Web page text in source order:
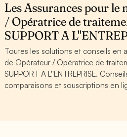
Les Assurances pour le
/ Opératrice de
SUPPORT A
Toutes les solutions et conseils en
de Opérateur / Opératrice de
SUPPORT A L''ENTREPRISE.
comparaisons et souscriptions en